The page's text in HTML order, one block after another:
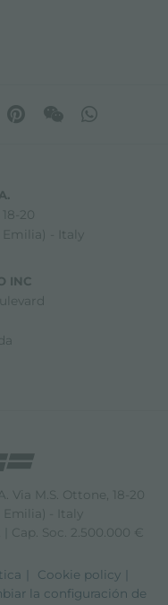
20
- Italy
INC
Via M.S. Ottone, 18-20
- Italy
| Cap. Soc. 2.500.000 €
Cookie policy
la configuración de